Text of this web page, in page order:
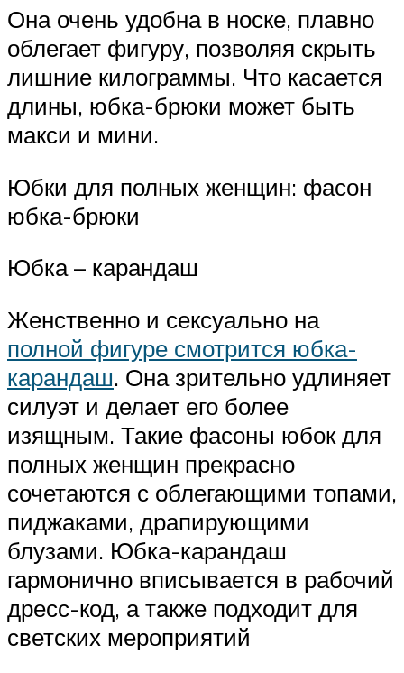
Она очень удобна в носке, плавно
облегает фигуру, позволяя скрыть
лишние килограммы. Что касается
длины, юбка-брюки может быть
макси и мини.
Юбки для полных женщин: фасон
юбка-брюки
Юбка – карандаш
Женственно и сексуально на
полной фигуре смотрится юбка-
карандаш. Она зрительно удлиняет
силуэт и делает его более
изящным. Такие фасоны юбок для
полных женщин прекрасно
сочетаются с облегающими топами,
пиджаками, драпирующими
блузами. Юбка-карандаш
гармонично вписывается в рабочий
дресс-код, а также подходит для
светских мероприятий